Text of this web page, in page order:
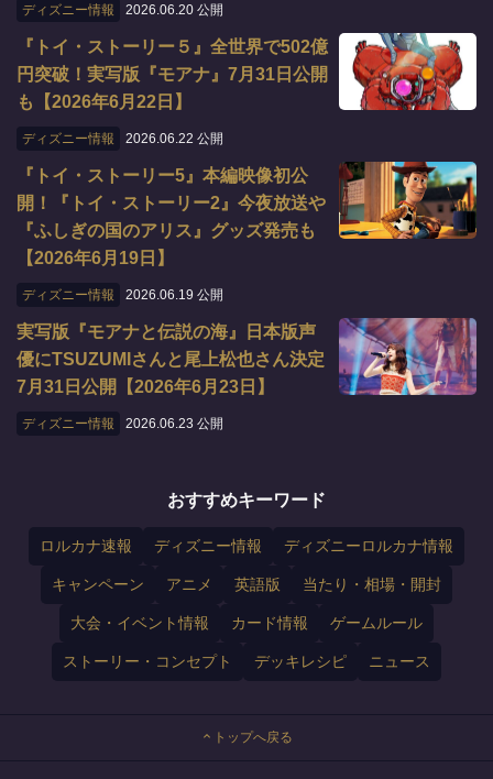
ディズニー情報 2026.06.20 公開
『トイ・ストーリー５』全世界で502億
円突破！実写版『モアナ』7月31日公開
も【2026年6月22日】
ディズニー情報 2026.06.22 公開
『トイ・ストーリー5』本編映像初公
開！『トイ・ストーリー2』今夜放送や
『ふしぎの国のアリス』グッズ発売も
【2026年6月19日】
ディズニー情報 2026.06.19 公開
実写版『モアナと伝説の海』日本版声
優にTSUZUMIさんと尾上松也さん決定
7月31日公開【2026年6月23日】
ディズニー情報 2026.06.23 公開
おすすめキーワード
ロルカナ速報 ディズニー情報 ディズニーロルカナ情報
キャンペーン アニメ 英語版 当たり・相場・開封
大会・イベント情報 カード情報 ゲームルール
ストーリー・コンセプト デッキレシピ ニュース
トップへ戻る